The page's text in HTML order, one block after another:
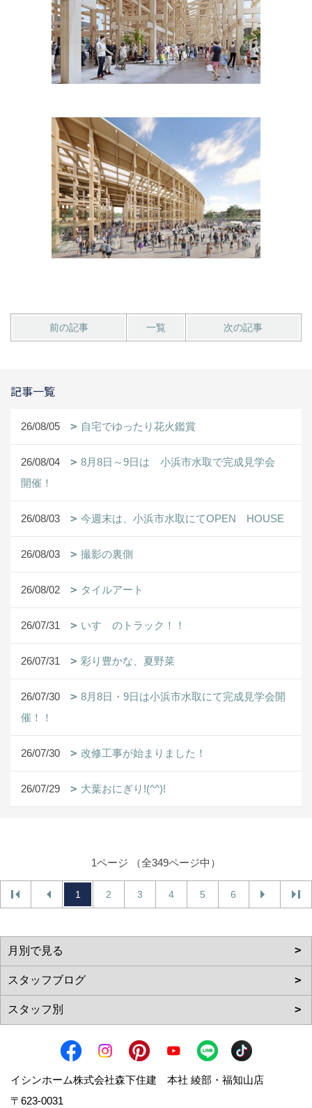
前の記事 一覧 次の記事
記事一覧
26/08/05 自宅でゆったり花火鑑賞
26/08/04
8月8日～9日は 小浜市水取で完成見学会
開催！
26/08/03 今週末は、小浜市水取にてOPEN HOUSE
26/08/03 撮影の裏側
26/08/02 タイルアート
26/07/31 いすゞのトラック！！
26/07/31 彩り豊かな、夏野菜
26/07/30
8月8日・9日は小浜市水取にて完成見学会開
催！！
26/07/30 改修工事が始まりました！
26/07/29 大葉おにぎり!(^^)!
1ページ （全349ページ中）
1 2 3 4 5 6
イシンホーム株式会社森下住建 本社 綾部・福知山店
〒623-0031